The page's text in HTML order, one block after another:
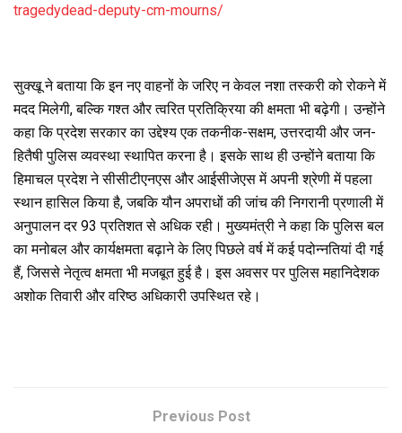
tragedydead-deputy-cm-mourns/
सुक्खू ने बताया कि इन नए वाहनों के जरिए न केवल नशा तस्करी को रोकने में
मदद मिलेगी, बल्कि गश्त और त्वरित प्रतिक्रिया की क्षमता भी बढ़ेगी। उन्होंने
कहा कि प्रदेश सरकार का उद्देश्य एक तकनीक-सक्षम, उत्तरदायी और जन-
हितैषी पुलिस व्यवस्था स्थापित करना है। इसके साथ ही उन्होंने बताया कि
हिमाचल प्रदेश ने सीसीटीएनएस और आईसीजेएस में अपनी श्रेणी में पहला
स्थान हासिल किया है, जबकि यौन अपराधों की जांच की निगरानी प्रणाली में
अनुपालन दर 93 प्रतिशत से अधिक रही। मुख्यमंत्री ने कहा कि पुलिस बल
का मनोबल और कार्यक्षमता बढ़ाने के लिए पिछले वर्ष में कई पदोन्नतियां दी गई
हैं, जिससे नेतृत्व क्षमता भी मजबूत हुई है। इस अवसर पर पुलिस महानिदेशक
अशोक तिवारी और वरिष्ठ अधिकारी उपस्थित रहे।
Previous Post